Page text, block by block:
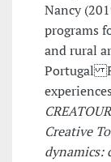
Nancy
programs
and rural
Portugal
Creative
dynamics: